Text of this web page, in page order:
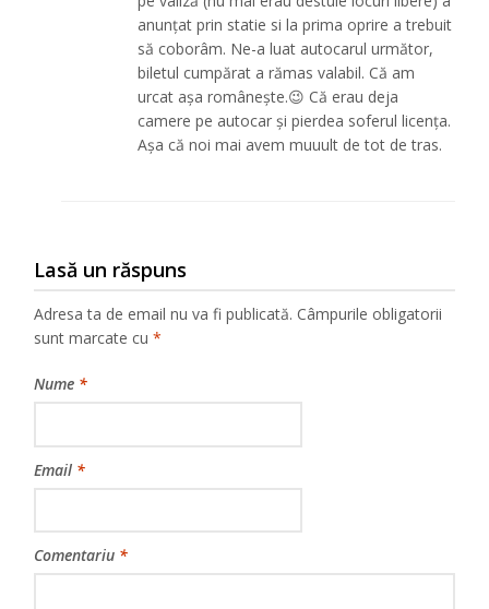
anunțat prin statie si la prima oprire a trebuit
să coborâm. Ne-a luat autocarul următor,
biletul cumpărat a rămas valabil. Că am
urcat așa românește.😉 Că erau deja
camere pe autocar și pierdea soferul licența.
Așa că noi mai avem muuult de tot de tras.
Lasă un răspuns
Adresa ta de email nu va fi publicată. Câmpurile obligatorii
sunt marcate cu*
Nume *
Email *
Comentariu *